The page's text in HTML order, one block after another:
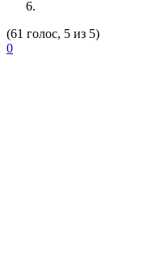
(61 голос, 5 из 5)
0